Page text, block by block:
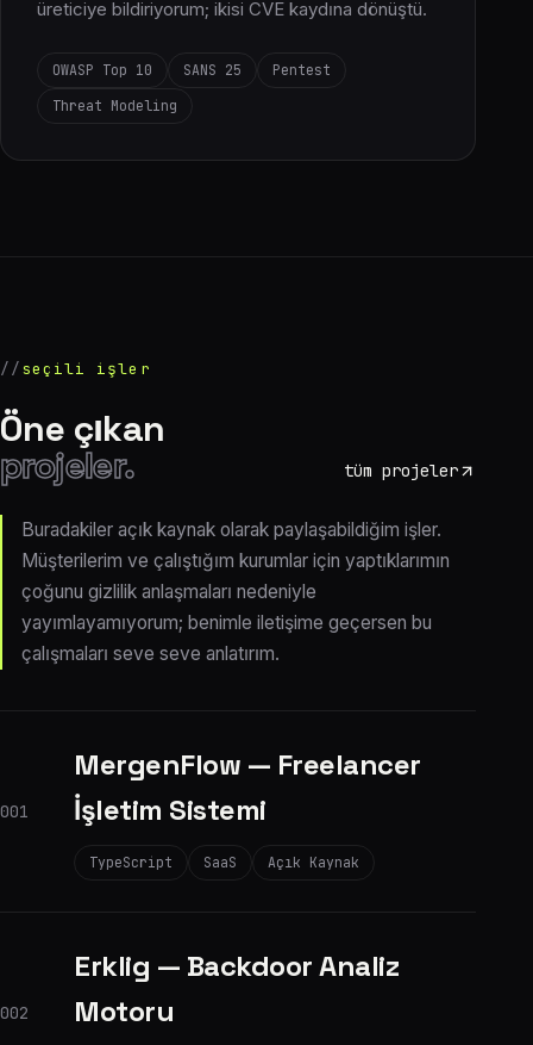
üreticiye bildiriyorum; ikisi CVE kaydına dönüştü.
OWASP Top 10 SANS 25
Pentest
Threat Modeling
seçili işler
Öne çıkan
projeler. tüm projeler
Buradakiler açık kaynak olarak paylaşabildiğim işler.
Müşterilerim ve çalıştığım kurumlar için yaptıklarımın
çoğunu gizlilik anlaşmaları nedeniyle
yayımlayamıyorum; benimle iletişime geçersen bu
çalışmaları seve seve anlatırım.
001
MergenFlow — Freelancer
İşletim Sistemi
TypeScript SaaS Açık Kaynak
002
Erklig — Backdoor Analiz
Motoru